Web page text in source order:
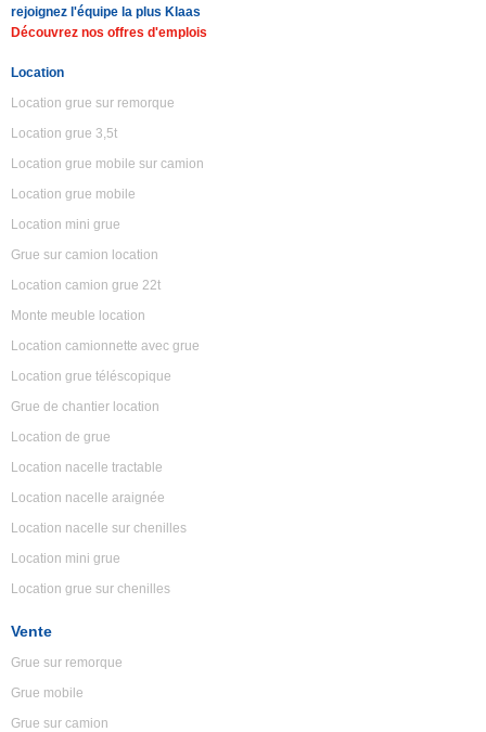
rejoignez l'équipe la plus Klaas
Découvrez nos offres d'emplois
Location
Location grue sur remorque
Location grue 3,5t
Location grue mobile sur camion
Location grue mobile
Location mini grue
Grue sur camion location
Location camion grue 22t
Monte meuble location
Location camionnette avec grue
Location grue téléscopique
Grue de chantier location
Location de grue
Location nacelle tractable
Location nacelle araignée
Location nacelle sur chenilles
Location mini grue
Location grue sur chenilles
Vente
Grue sur remorque
Grue mobile
Grue sur camion